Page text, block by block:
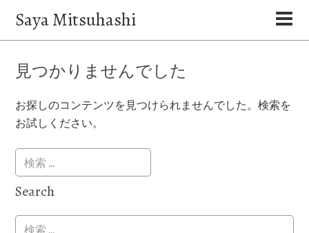
Saya Mitsuhashi
見つかりませんでした
お探しのコンテンツを見つけられませんでした。検索を
お試しください。
Search